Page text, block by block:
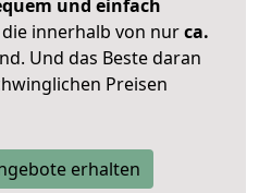
und einfach
die innerhalb von nurca.
Und das Beste daran
Preisen
erhalten